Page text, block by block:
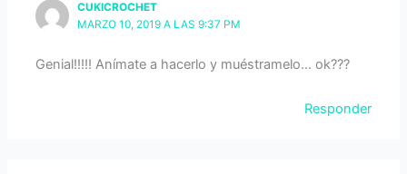
CUKICROCHET
MARZO 10, 2019 A LAS 9:37 PM
Genial!!!!! Anímate a hacerlo y muéstramelo… ok???
Responder